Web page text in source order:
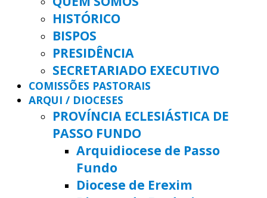
HISTÓRICO
BISPOS
PRESIDÊNCIA
SECRETARIADO EXECUTIVO
COMISSÕES PASTORAIS
ARQUI / DIOCESES
PROVÍNCIA ECLESIÁSTICA DE
PASSO FUNDO
Arquidiocese de Passo
Fundo
Diocese de Erexim